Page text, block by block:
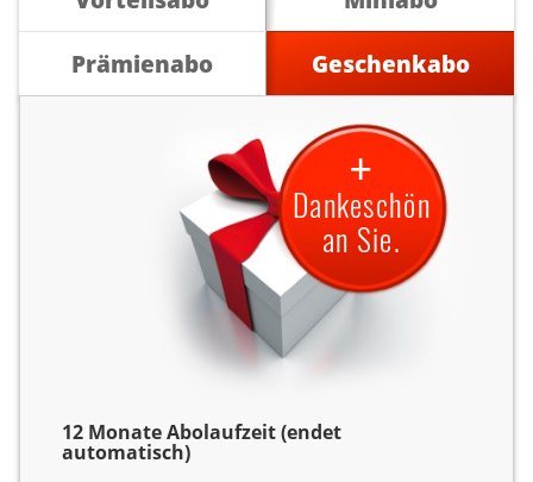
Prämienabo
Geschenkabo
12 Monate Abolaufzeit (endet
automatisch)
+
Dankeschön
an Sie.